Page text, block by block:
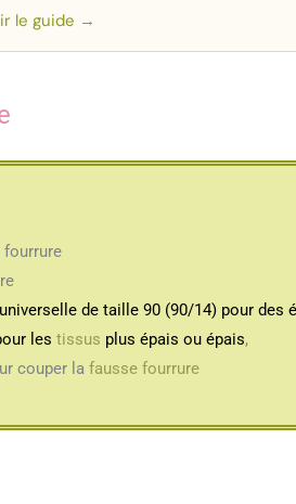
le guide →
fourrure
universelle de taille 90 (90/14) pour des
les tissus plus épais ou épais,
couper la fausse fourrure